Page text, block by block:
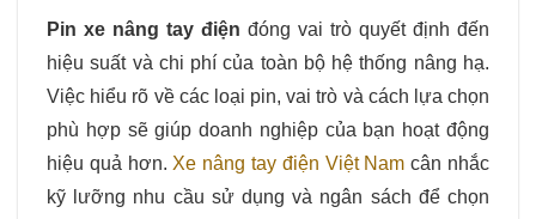
Pin xe nâng tay điện đóng vai trò quyết định đến
hiệu suất và chi phí của toàn bộ hệ thống nâng hạ.
Việc hiểu rõ về các loại pin, vai trò và cách lựa chọn
phù hợp sẽ giúp doanh nghiệp của bạn hoạt động
hiệu quả hơn.Xe nâng tay điện Việt Nam cân nhắc
kỹ lưỡng nhu cầu sử dụng và ngân sách để chọn